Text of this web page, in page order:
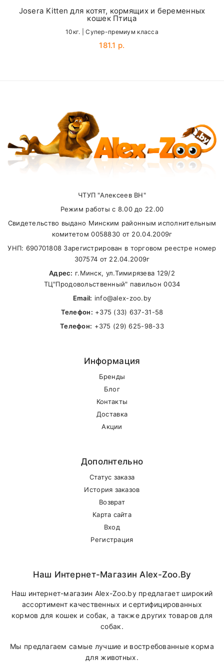
Всегда обеспечивайте своего питомца
достаточным количеством свежей питьевой воды
Внимание стоимость доставки зависит от
суммы заказа.
В другие города Беларуси
Josera Kitten для котят, кормящих и беременных
кошек Птица
10кг. | Cупер-премиум класса
181.1 р.
ЧТУП "Алексеев ВН"
Режим работы с 8.00 до 22.00
Свидетельство выдано Минским районным исполнительным
комитетом 0058830 от 20.04.2009г
УНП: 690701808 Зарегистрирован в торговом реестре номер
307574 от 22.04.2009г
Адрес: г.Минск, ул.Тимирязева 129/2
ТЦ"Продовольственный" павильон 0034
Email: info@alex-zoo.by
Телефон: +375 (33) 637-31-58
Телефон: +375 (29) 625-98-33
Информация
Бренды
Блог
Контакты
Доставка
Акции
Дополнтельно
Статус заказа
История заказов
Возврат
Карта сайта
Вход
Регистрация
Наш Интернет-Магазин Alex-Zoo.by
Наш интернет-магазин Alex-Zoo.by предлагает широкий
ассортимент качественных и сертифицированных
кормов для кошек и собак, а также других товаров для
собак.
Мы предлагаем самые лучшие и востребованные корма
для животных.